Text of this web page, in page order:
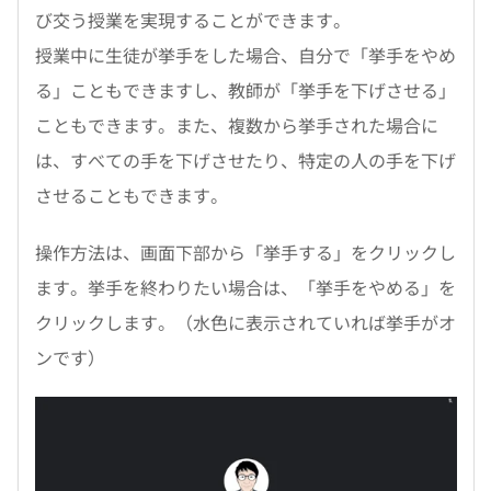
び交う授業を実現することができます。
授業中に生徒が挙手をした場合、自分で「挙手をやめ
る」こともできますし、教師が「挙手を下げさせる」
こともできます。また、複数から挙手された場合に
は、すべての手を下げさせたり、特定の人の手を下げ
させることもできます。
操作方法は、画面下部から「挙手する」をクリックし
ます。挙手を終わりたい場合は、「挙手をやめる」を
クリックします。（水色に表示されていれば挙手がオ
ンです）